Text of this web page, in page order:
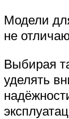
Модели
не
Выбирая
уделять